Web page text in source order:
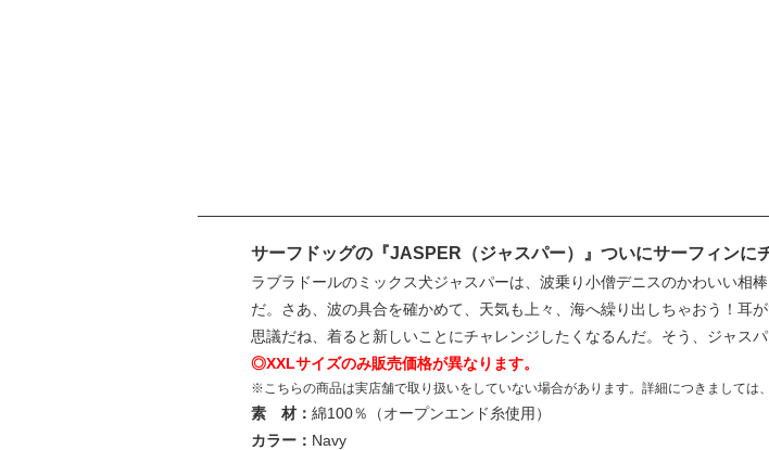
サーフドッグの『JASPER（ジャスパー）』ついにサーフィンに
ラブラドールのミックス犬ジャスパーは、波乗り小僧デニスのかわいい相
だ。さあ、波の具合を確かめて、天気も上々、海へ繰り出しちゃおう！
思議だね、着ると新しいことにチャレンジしたくなるんだ。そう、ジャスパ
◎XXLサイズのみ販売価格が異なります。
※こちらの商品は実店舗で取り扱いをしていない場合があります。詳細につきましては
素 材： 綿100％（オープンエンド糸使用）
カラー： Navy